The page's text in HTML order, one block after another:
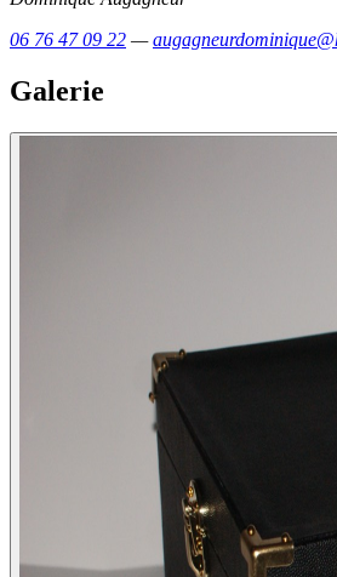
06 76 47 09 22 —
Galerie